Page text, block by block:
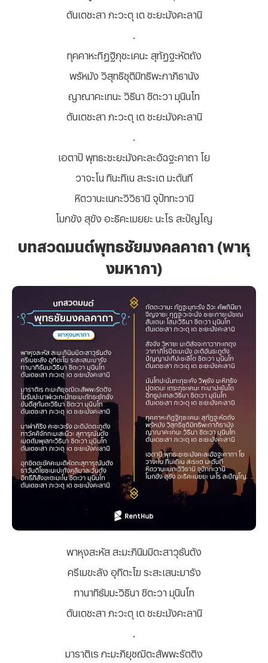
ตันเตชะสา ภะวะตุ เต ชะยะมังคะลานิ
ทุคคาหะทิฏฐิภุชะเคนะ สุทัฏฐะหัตถัง
พรัหมัง วิสุทธิชุติมิทธิพะกาภิธานัง
ญาณาคะเทนะ วิธินา ชิตะวา มุนินโท
ตันเตชะสา ภะวะตุ เต ชะยะมังคะลานิ
เอตาปิ พุทธะชะยะมังคะละอัฉฐะคาถา โย
วาจะโน ทินะทิเน สะระเต มะตันที
หิตวานะเนกะวิวิธานิ จุปัททะวานิ
โมกขัง สุขัง อะธิคะเมยยะ นะโร สะปัญโญ
บทสวดมนต์พุทธชัยมงคลคาถา (พาหุ
งมหากา)
พาหุงสะหัส สะมะภินิมมิตะสาวุธันตัง
ครีเมขะลัง อุทิตะโฆ ระสะเสนะมารัง
ทานาทิธัมมะวิธินา ชิตะวา มุนินโท
ตันเตชะสา ภะวะตุ เต ชะยะมังคะลานิ
มาราติเร กะมะภิยุชฌิตะสัพพะรัตติง